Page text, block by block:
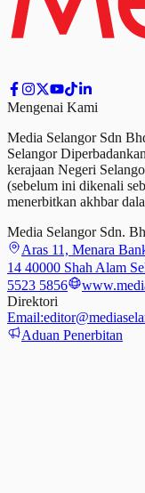
Mengenai Kami
Media Selangor Sdn
Selangor
kerajaan Negeri
(sebelum ini dikenali
menerbitkan akhbar
Media Selangor Sdn.
Aras 11, Menara
14 40000 Shah Alam
5523 5856
Direktori
Email:
Aduan Penerbitan